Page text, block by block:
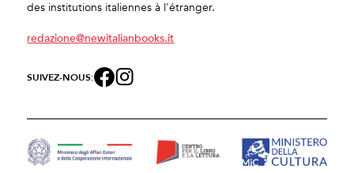
des institutions italiennes à l'étranger.
redazione@newitalianbooks.it
SUIVEZ-NOUS: